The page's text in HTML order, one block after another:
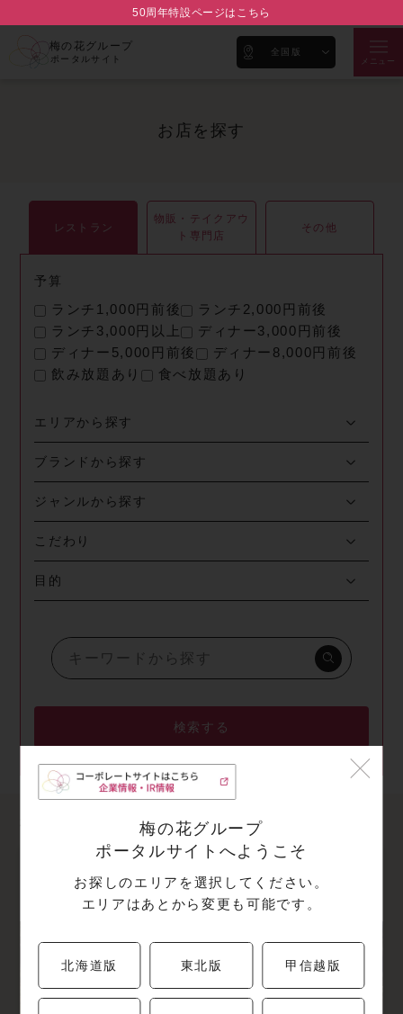
50周年特設ページはこちら
梅の花グループ
ポータルサイト
全国版
メニュー
梅の花グループ
ポータルサイトへようこそ
お探しのエリアを選択してください。
エリアはあとから変更も可能です。
北海道版 東北版 甲信越版
お店を探す
レストラン
物販・テイクアウ
ト専門店
その他
予算
ランチ1,000円前後
ランチ2,000円前後
ランチ3,000円以上
ディナー3,000円前後
ディナー5,000円前後
ディナー8,000円前後
飲み放題あり
食べ放題あり
エリアから探す
ブランドから探す
ジャンルから探す
こだわり
目的
検索する
愛媛県松山市生石町662